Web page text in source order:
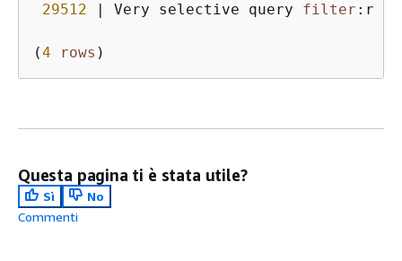
29512
| Very selective query filter :r
(4 rows )
Questa pagina ti è stata utile?
Sì
No
Commenti